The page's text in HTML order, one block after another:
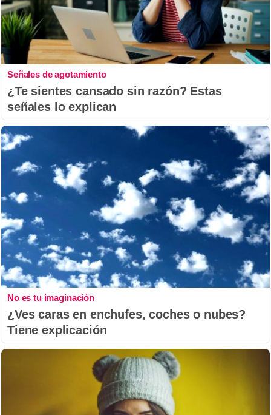
Señales de agotamiento
¿Te sientes cansado sin razón? Estas
señales lo explican
No es tu imaginación
¿Ves caras en enchufes, coches o nubes?
Tiene explicación